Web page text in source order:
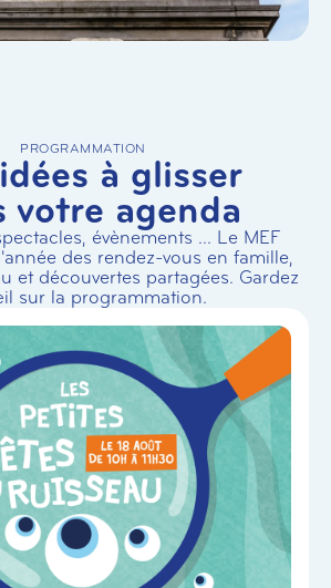
PROGRAMMATION
à glisser
votre agenda
évènements ... Le MEF
des rendez-vous en famille,
et découvertes partagées. Gardez
sur la programmation.